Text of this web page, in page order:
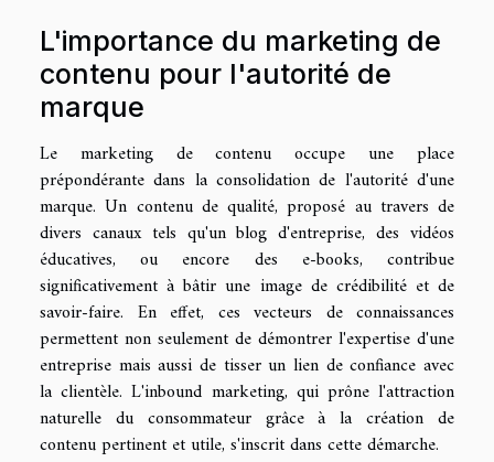
L'importance du marketing de
contenu pour l'autorité de
marque
Le marketing de contenu occupe une place
prépondérante dans la consolidation de l'autorité d'une
marque. Un contenu de qualité, proposé au travers de
divers canaux tels qu'un blog d'entreprise, des vidéos
éducatives, ou encore des e-books, contribue
significativement à bâtir une image de crédibilité et de
savoir-faire. En effet, ces vecteurs de connaissances
permettent non seulement de démontrer l'expertise d'une
entreprise mais aussi de tisser un lien de confiance avec
la clientèle. L'inbound marketing, qui prône l'attraction
naturelle du consommateur grâce à la création de
contenu pertinent et utile, s'inscrit dans cette démarche.